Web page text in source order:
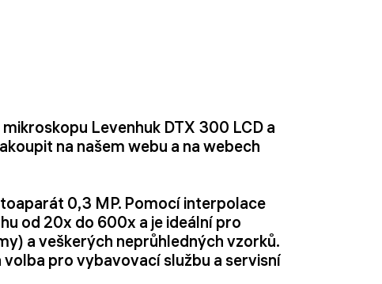
Levenhuk DTX 300 LCD a
na našem webu a na webech
0,3 MP. Pomocí interpolace
od 20x do 600x a je ideální pro
a veškerých neprůhledných vzorků.
pro vybavovací službu a servisní